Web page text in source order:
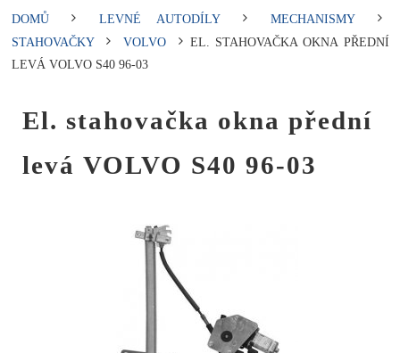
DOMŮ LEVNÉ AUTODÍLY
MECHANISMY
STAHOVAČKY
VOLVO
EL. STAHOVAČKA OKNA PŘEDNÍ
LEVÁ VOLVO S40 96-03
El. stahovačka okna přední
levá VOLVO S40 96-03